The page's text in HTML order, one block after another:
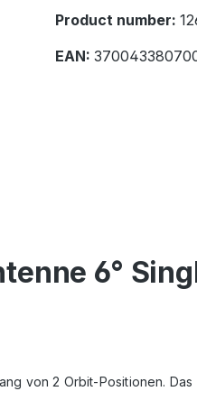
Product number:
EAN:
6°
von 2 Orbit-Positionen.